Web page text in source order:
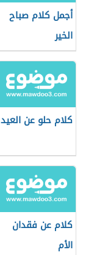
أجمل كلام صباح
الخير
كلام حلو عن العيد
كلام عن فقدان
الأم